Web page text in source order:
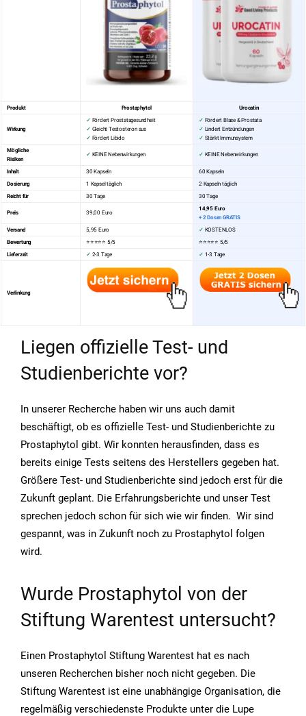
Produkt Prostaphytol Urocatin
Wirkung
✓ Fördert Prostatagesundheit
✓ Gleicht Testosteron aus
✓ Fördert Libido
✓ Fördert Blase & Prostata
✓ Lindert Entzündungen
✓ Stärkt Immunsystem
Mögliche
Risiken
✓ KEINE Nebenwirkungen ✓ KEINE Nebenwirkungen
Inhalt 30 Kapseln
60 Kapseln
Dosierung
1 Kapsel täglich
2 Kapseln täglich
Reicht für
30 Tage 30 Tage
Preis 39,00 Euro
14,95 Euro
+ 2 Dosen GRATIS
Versand
5,95 Euro ✓ KOSTENLOS
Bewertung
⭐⭐⭐⭐⭐ 5/5 ⭐⭐⭐⭐⭐ 5/5
Lieferzeit
✓ 2-3 Tage ✓ 1-3 Tage
Verlinkung
Liegen offizielle Test- und
Studienberichte vor?
In unserer Recherche haben wir uns auch damit
beschäftigt, ob es offizielle Test- und Studienberichte zu
Prostaphytol gibt. Wir konnten herausfinden, dass es
bereits einige Tests seitens des Herstellers gegeben hat.
Größere Test- und Studienberichte sind jedoch erst für die
Zukunft geplant. Die Erfahrungsberichte und unser Test
sprechen jedoch schon für sich wie wir finden. Wir sind
gespannt, was in Zukunft noch zu Prostaphytol folgen
wird.
Wurde Prostaphytol von der
Stiftung Warentest untersucht?
Einen Prostaphytol Stiftung Warentest hat es nach
unseren Recherchen bisher noch nicht gegeben. Die
Stiftung Warentest ist eine unabhängige Organisation, die
regelmäßig verschiedenste Produkte unter die Lupe